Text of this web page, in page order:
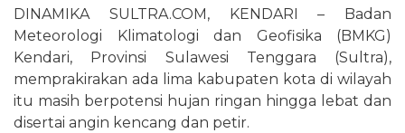
DINAMIKA SULTRA.COM, KENDARI – Badan
Meteorologi Klimatologi dan Geofisika (BMKG)
Kendari, Provinsi Sulawesi Tenggara (Sultra),
memprakirakan ada lima kabupaten kota di wilayah
itu masih berpotensi hujan ringan hingga lebat dan
disertai angin kencang dan petir.